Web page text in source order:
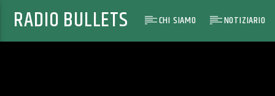
RADIO BULLETS CHI SIAMO NOTIZIARIO